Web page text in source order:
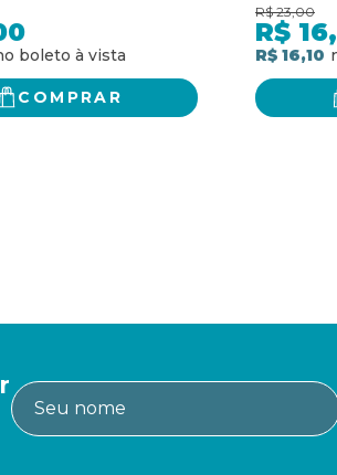
COMPRAR
R$ 23,00
R$
R$ 16,10